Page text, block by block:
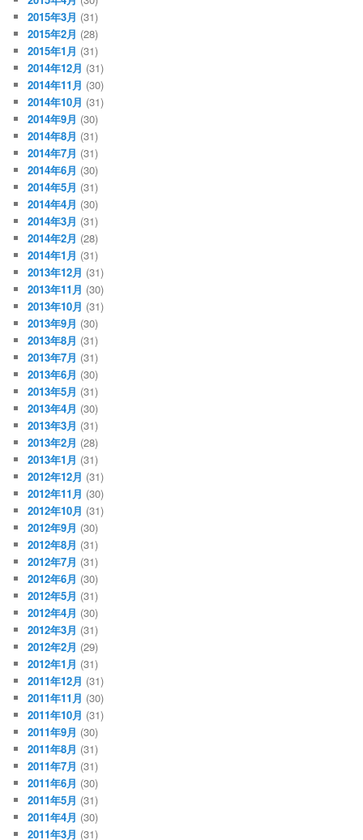
2015年3月 (31)
2015年2月 (28)
2015年1月 (31)
2014年12月 (31)
2014年11月 (30)
2014年10月 (31)
2014年9月 (30)
2014年8月 (31)
2014年7月 (31)
2014年6月 (30)
2014年5月 (31)
2014年4月 (30)
2014年3月 (31)
2014年2月 (28)
2014年1月 (31)
2013年12月 (31)
2013年11月 (30)
2013年10月 (31)
2013年9月 (30)
2013年8月 (31)
2013年7月 (31)
2013年6月 (30)
2013年5月 (31)
2013年4月 (30)
2013年3月 (31)
2013年2月 (28)
2013年1月 (31)
2012年12月 (31)
2012年11月 (30)
2012年10月 (31)
2012年9月 (30)
2012年8月 (31)
2012年7月 (31)
2012年6月 (30)
2012年5月 (31)
2012年4月 (30)
2012年3月 (31)
2012年2月 (29)
2012年1月 (31)
2011年12月 (31)
2011年11月 (30)
2011年10月 (31)
2011年9月 (30)
2011年8月 (31)
2011年7月 (31)
2011年6月 (30)
2011年5月 (31)
2011年4月 (30)
2011年3月 (31)